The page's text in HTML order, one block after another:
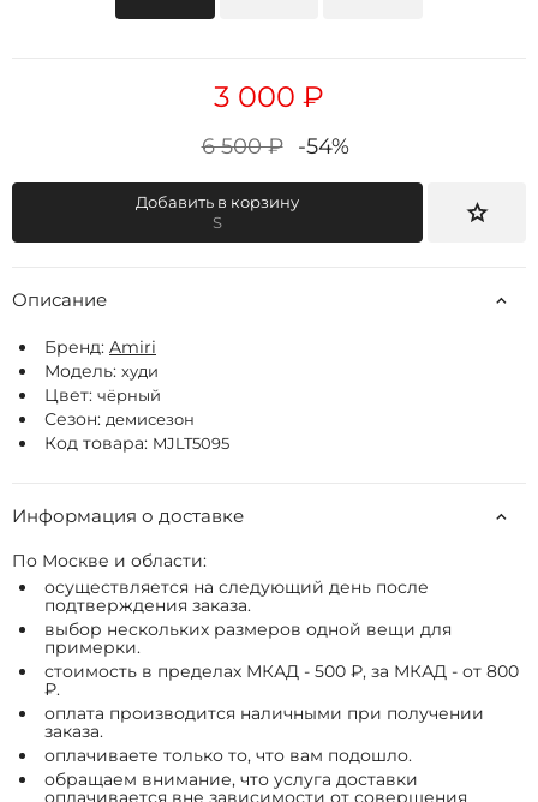
3 000 ₽
6 500 ₽ -54%
Добавить в корзину
S
Описание
Бренд: Amiri
Модель: худи
Цвет: чёрный
Сезон: демисезон
Код товара: MJLT5095
Информация о доставке
По Москве и области:
осуществляется на следующий день после
подтверждения заказа.
выбор нескольких размеров одной вещи для
примерки.
стоимость в пределах МКАД - 500 ₽, за МКАД - от 800
₽.
оплата производится наличными при получении
заказа.
оплачиваете только то, что вам подошло.
обращаем внимание, что услуга доставки
оплачивается вне зависимости от совершения